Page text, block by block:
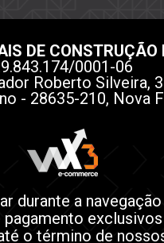
DE CONSTRUÇÃO
0001-06
Roberto Silveira,
- 28635-210, Nova
durante a
o término de